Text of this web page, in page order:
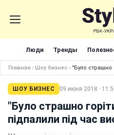
Люди Тренды
Главная › Шоу бизнес › "Було страшно
ШОУ БИЗНЕС 09 июня 2018 ·
"Було страшно
підпалили під час